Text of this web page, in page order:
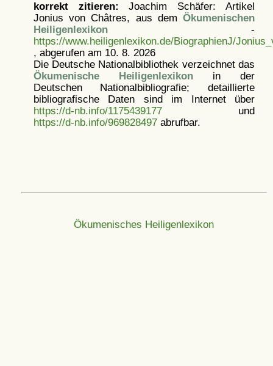
korrekt zitieren: Joachim Schäfer: Artikel
Jonius von Châtres, aus dem Ökumenischen
Heiligenlexikon-
https://www.heiligenlexikon.de/BiographienJ/
, abgerufen am 10. 8. 2026
Die Deutsche Nationalbibliothek verzeichnet das
Ökumenische Heiligenlexikonin der
Deutschen Nationalbibliografie; detaillierte
bibliografische Daten sind im Internet über
https://d-nb.info/1175439177und
https://d-nb.info/969828497abrufbar.
Ökumenisches Heiligenlexikon